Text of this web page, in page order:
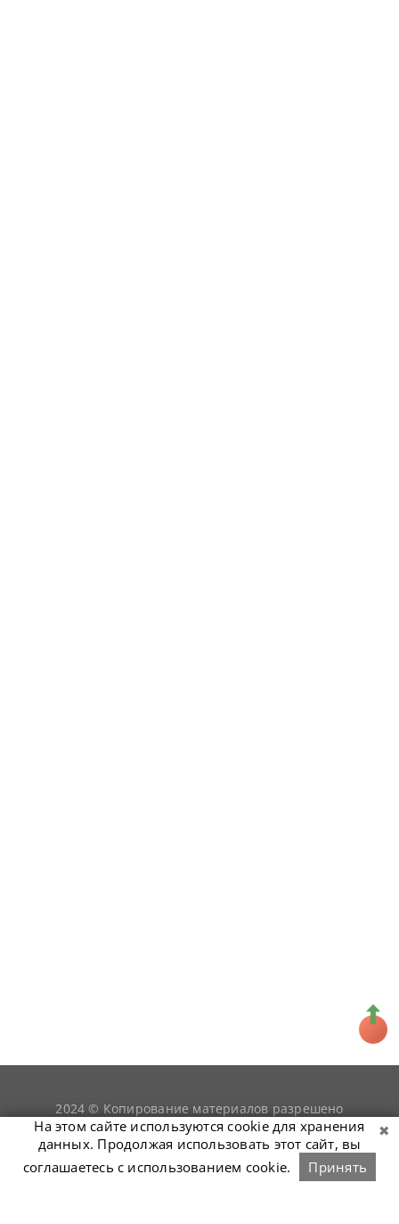
2024 © Копирование материалов разрешено
только при условии гиперссылки наsnookerist.ru
На этом сайте используются cookie для хранения
данных. Продолжая использовать этот сайт, вы
соглашаетесь с использованием cookie.
Принять